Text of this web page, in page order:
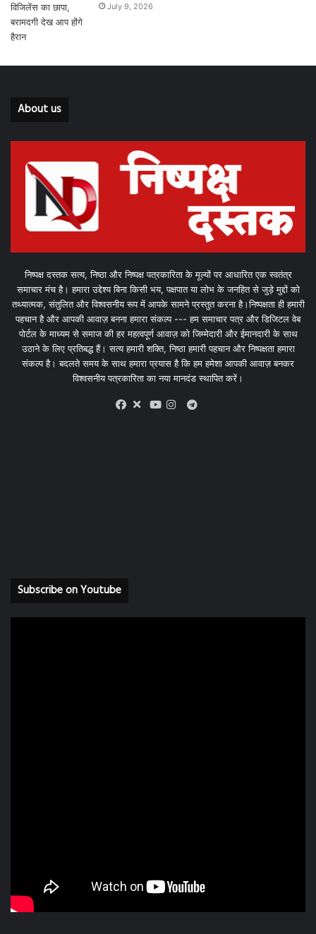
July 9, 2026
About us
निष्पक्ष दस्तक सत्य, निष्ठा और निष्पक्ष पत्रकारिता के मूल्यों पर आधारित एक स्वतंत्र
समाचार मंच है। हमारा उद्देश्य बिना किसी भय, पक्षपात या लोभ के जनहित से जुड़े मुद्दों को
तथ्यात्मक, संतुलित और विश्वसनीय रूप में आपके सामने प्रस्तुत करना है।निष्पक्षता ही हमारी
पहचान है और आपकी आवाज़ बनना हमारा संकल्प --- हम समाचार पत्र और डिजिटल वेब
पोर्टल के माध्यम से समाज की हर महत्वपूर्ण आवाज़ को जिम्मेदारी और ईमानदारी के साथ
उठाने के लिए प्रतिबद्ध हैं। सत्य हमारी शक्ति, निष्ठा हमारी पहचान और निष्पक्षता हमारा
संकल्प है। बदलते समय के साथ हमारा प्रयास है कि हम हमेशा आपकी आवाज़ बनकर
विश्वसनीय पत्रकारिता का नया मानदंड स्थापित करें।
X
Telegram
Subscribe on Youtube